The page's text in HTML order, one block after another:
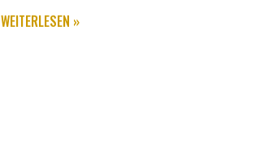
WEITERLESEN »